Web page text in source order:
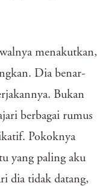
menakutkan,
Dia benar-
Bukan
berbagai rumus
Pokoknya
yang paling aku
dia tidak datang,